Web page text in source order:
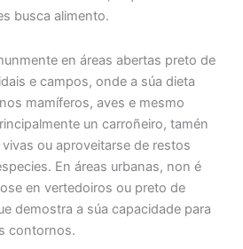
busca alimento.
en áreas abertas preto de
e campos, onde a súa dieta
mamíferos, aves e mesmo
un carroñeiro, tamén
ou aproveitarse de restos
En áreas urbanas, non é
en vertedoiros ou preto de
demostra a súa capacidade para
contornos.